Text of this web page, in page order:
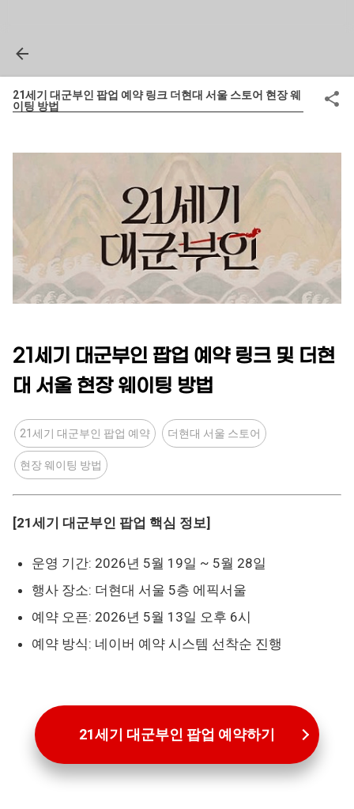
21세기 대군부인 팝업 예약 링크 더현대 서울 스토어 현장 웨
이팅 방법
21세기 대군부인 팝업 예약 링크 및 더현
대 서울 현장 웨이팅 방법
21세기 대군부인 팝업 예약 더현대 서울 스토어
현장 웨이팅 방법
[21세기 대군부인 팝업 핵심 정보]
운영 기간: 2026년 5월 19일 ~ 5월 28일
행사 장소: 더현대 서울 5층 에픽서울
예약 오픈: 2026년 5월 13일 오후 6시
예약 방식: 네이버 예약 시스템 선착순 진행
21세기 대군부인 팝업 예약하기